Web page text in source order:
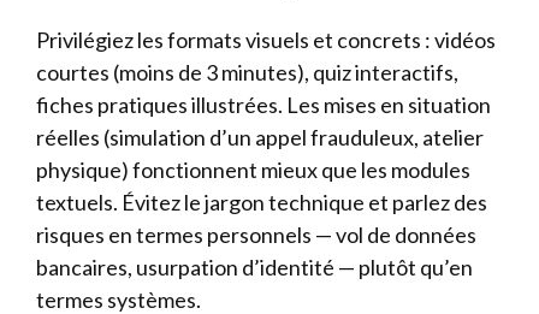
Privilégiez les formats visuels et concrets : vidéos
courtes (moins de 3 minutes), quiz interactifs,
fiches pratiques illustrées. Les mises en situation
réelles (simulation d’un appel frauduleux, atelier
physique) fonctionnent mieux que les modules
textuels. Évitez le jargon technique et parlez des
risques en termes personnels — vol de données
bancaires, usurpation d’identité — plutôt qu’en
termes systèmes.